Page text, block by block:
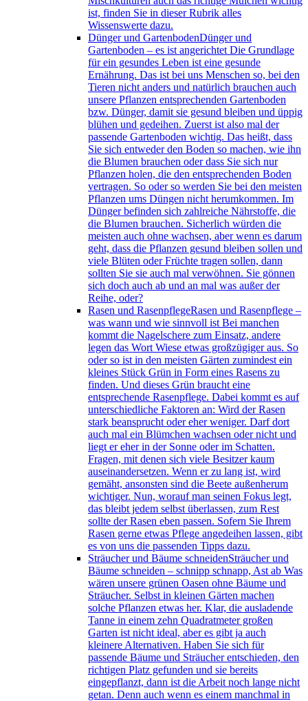
ist, finden Sie in dieser Rubrik alles
Wissenswerte dazu.
Dünger und GartenbodenDünger und
Gartenboden – es ist angerichtet Die Grundlage
für ein gesundes Leben ist eine gesunde
Ernährung. Das ist bei uns Menschen so, bei den
Tieren nicht anders und natürlich brauchen auch
unsere Pflanzen entsprechenden Gartenboden
bzw. Dünger, damit sie gesund bleiben und üppig
blühen und gedeihen. Zuerst ist also mal der
passende Gartenboden wichtig. Das heißt, dass
Sie sich entweder den Boden so machen, wie ihn
die Blumen brauchen oder dass Sie sich nur
Pflanzen holen, die den entsprechenden Boden
vertragen. So oder so werden Sie bei den meisten
Pflanzen ums Düngen nicht herumkommen. Im
Dünger befinden sich zahlreiche Nährstoffe, die
die Blumen brauchen. Sicherlich würden die
meisten auch ohne wachsen, aber wenn es darum
geht, dass die Pflanzen gesund bleiben sollen und
viele Blüten oder Früchte tragen sollen, dann
sollten Sie sie auch mal verwöhnen. Sie gönnen
sich doch auch ab und an mal was außer der
Reihe, oder?
Rasen und RasenpflegeRasen und Rasenpflege –
was wann und wie sinnvoll ist Bei manchen
kommt die Nagelschere zum Einsatz, andere
legen das Wort Wiese etwas großzügiger aus. So
oder so ist in den meisten Gärten zumindest ein
kleines Stück Grün in Form eines Rasens zu
finden. Und dieses Grün braucht eine
entsprechende Rasenpflege. Dabei kommt es auf
unterschiedliche Faktoren an: Wird der Rasen
stark beansprucht oder eher weniger. Darf dort
auch mal ein Blümchen wachsen oder nicht und
liegt er eher in der Sonne oder im Schatten.
Fragen, mit denen sich viele Besitzer kaum
auseinandersetzen. Wenn er zu lang ist, wird
gemäht, ansonsten sind die Beete außenherum
wichtiger. Nun, worauf man seinen Fokus legt,
das bleibt jedem selbst überlassen, zum Rest
sollte der Rasen eben passen. Sofern Sie Ihrem
Rasen gerne etwas Pflege angedeihen lassen, gibt
es von uns die passenden Tipps dazu.
Sträucher und Bäume schneidenSträucher und
Bäume schneiden – schnipp schnapp, Ast ab Was
wären unsere grünen Oasen ohne Bäume und
Sträucher. Selbst in kleinen Gärten machen
solche Pflanzen etwas her. Klar, die ausladende
Tanne in einem zehn Quadratmeter großen
Garten ist nicht ideal, aber es gibt ja auch
kleinere Alternativen. Haben Sie sich für
passende Bäume und Sträucher entschieden, den
richtigen Platz gefunden und sie bereits
eingepflanzt, dann ist die Arbeit noch lange nicht
getan. Denn auch wenn es einem manchmal in